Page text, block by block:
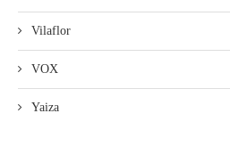
Vilaflor
VOX
Yaiza